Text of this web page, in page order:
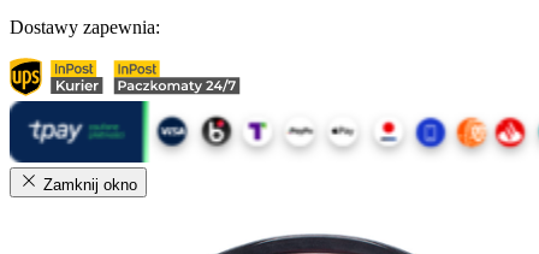
Dostawy zapewnia:
Zamknij okno